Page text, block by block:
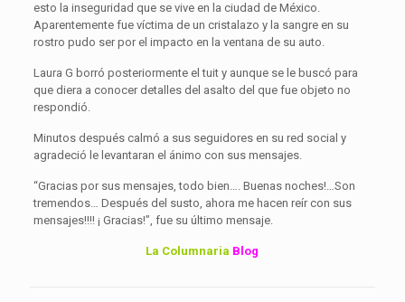
esto la inseguridad que se vive en la ciudad de México.
Aparentemente fue víctima de un cristalazo y la sangre en su
rostro pudo ser por el impacto en la ventana de su auto.
Laura G borró posteriormente el tuit y aunque se le buscó para
que diera a conocer detalles del asalto del que fue objeto no
respondió.
Minutos después calmó a sus seguidores en su red social y
agradeció le levantaran el ánimo con sus mensajes.
“Gracias por sus mensajes, todo bien…. Buenas noches!…Son
tremendos… Después del susto, ahora me hacen reír con sus
mensajes!!!! ¡ Gracias!”, fue su último mensaje.
La Columnaria Blog